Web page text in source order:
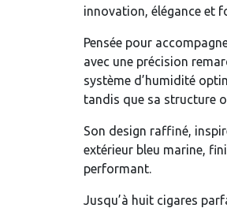
innovation, élégance et
Pensée pour
avec une précision
système d’humidité
tandis que sa structure
Son design raffiné,
extérieur bleu marine,
performant.
Jusqu’à huit cigares